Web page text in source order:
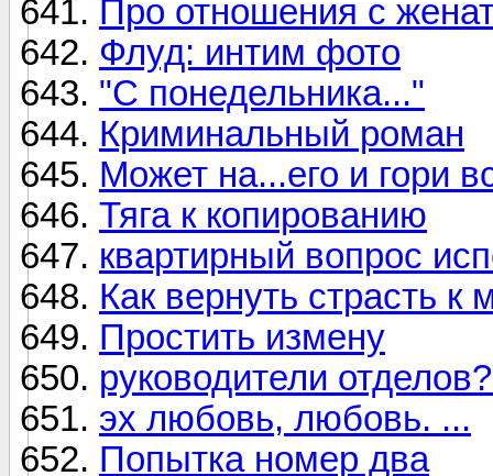
Про отношения с
Флуд: интим фото
"С понедельника..."
Криминальный роман
Может на...его и гори
Тяга к копированию
квартирный вопрос
Как вернуть страсть
Простить измену
руководители
эх любовь, любовь. ...
Попытка номер два